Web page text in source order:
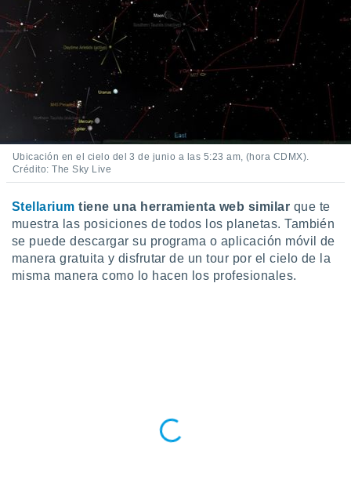
Ubicación en el cielo del 3 de junio a las 5:23 am, (hora CDMX).
Crédito: The Sky Live
Stellarium tiene una herramienta web similar que te
muestra las posiciones de todos los planetas. También
se puede descargar su programa o aplicación móvil de
manera gratuita y disfrutar de un tour por el cielo de la
misma manera como lo hacen los profesionales.